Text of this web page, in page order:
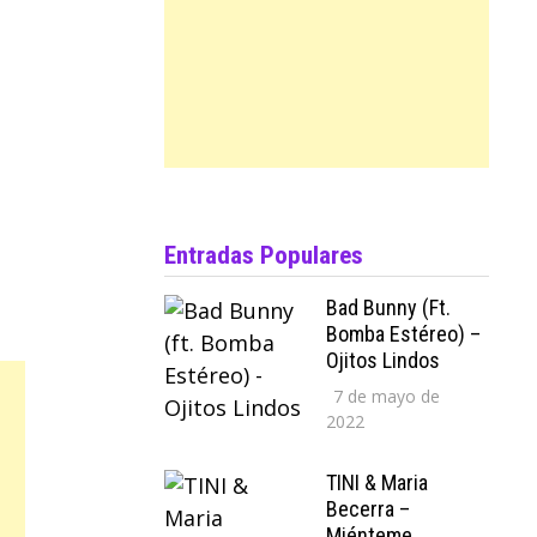
Entradas Populares
Bad Bunny (ft.
Bomba Estéreo) –
Ojitos Lindos
7 de mayo de
2022
TINI & Maria
Becerra –